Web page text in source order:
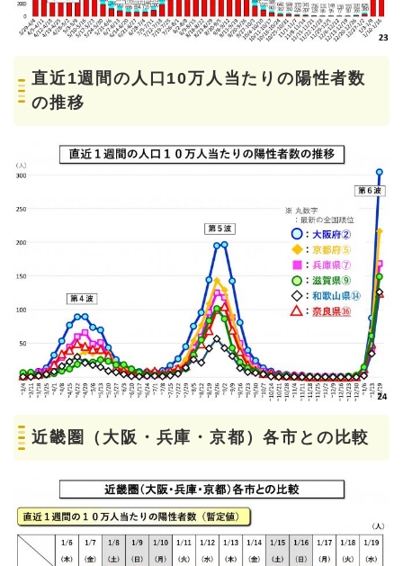
直近1週間の人口10万人当たりの陽性者数
の推移
近畿圏（大阪・兵庫・京都）各市との比較